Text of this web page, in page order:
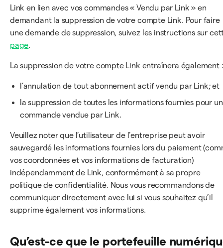
Link en lien avec vos commandes « Vendu par Link » en
demandant la suppression de votre compte Link. Pour faire
une demande de suppression, suivez les instructions sur
page.
La suppression de votre compte Link entraînera également :
l’annulation de tout abonnement actif vendu par Link; et
la suppression de toutes les informations fournies pour
commande vendue par Link.
Veuillez noter que l’utilisateur de l’entreprise peut avoir
sauvegardé les informations fournies lors du paiement
vos coordonnées et vos informations de facturation)
indépendamment de Link, conformément à sa propre
politique de confidentialité. Nous vous recommandons de
communiquer directement avec lui si vous souhaitez qu’il
supprime également vos informations.
Qu’est-ce que le portefeuille